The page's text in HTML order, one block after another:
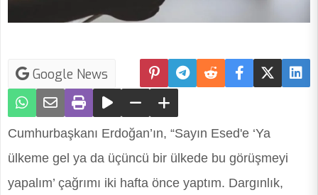
Google News
Cumhurbaşkanı Erdoğan’ın, “Sayın Esed'e ‘Ya
ülkeme gel ya da üçüncü bir ülkede bu görüşmeyi
yapalım’ çağrımı iki hafta önce yaptım. Dargınlık,